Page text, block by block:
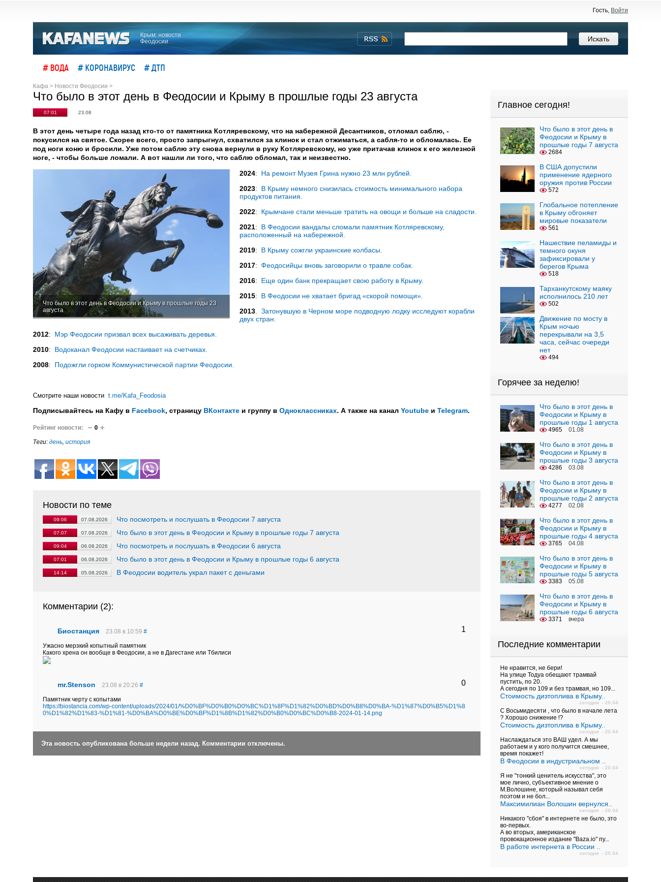
Гость, Войти
Крым: новости
Феодосии
# ВОДА # КОРОНАВИРУС # ДТП
Кафа > Новости Феодосии >
Что было в этот день в Феодосии и Крыму в прошлые годы 23 августа
07:01 23.08
В этот день четыре года назад кто-то от памятника Котляревскому, что на набережной Десантников, отломал саблю, -
покусился на святое. Скорее всего, просто запрыгнул, схватился за клинок и стал отжиматься, а сабля-то и обломалась. Ее
под ноги коню и бросили. Уже потом саблю эту снова вернули в руку Котляревскому, но уже притачав клинок к его железной
ноге, - чтобы больше ломали. А вот нашли ли того, что саблю обломал, так и неизвестно.
Что было в этот день в Феодосии и Крыму в прошлые годы 23
августа
2024: На ремонт Музея Грина нужно 23 млн рублей.
2023: В Крыму немного снизилась стоимость минимального набора
продуктов питания.
2022: Крымчане стали меньше тратить на овощи и больше на сладости.
2021: В Феодосии вандалы сломали памятник Котляревскому,
расположенный на набережной.
2019: В Крыму сожгли украинские колбасы.
2017: Феодосийцы вновь заговорили о травле собак.
2016: Еще один банк прекращает свою работу в Крыму.
2015: В Феодосии не хватает бригад «скорой помощи».
2013
Затонувшую в Черном море подводную лодку исследуют корабли
двух стран.
2012: Мэр Феодосии призвал всех высаживать деревья.
2010: Водоканал Феодосии настаивает на счетчиках.
2008: Подожгли горком Коммунистической партии Феодосии.
Смотрите наши новости t.me/Kafa_Feodosia
Подписывайтесь на Кафу в Facebook, страницу ВКонтакте и группу в Одноклассниках. А также на канал Youtube и Telegram.
Рейтинг новости: 0
Теги: день, история
Новости по теме
09:06 07.08.2026 Что посмотреть и послушать в Феодосии 7 августа
07:07 07.08.2026 Что было в этот день в Феодосии и Крыму в прошлые годы 7 августа
09:04 06.08.2026 Что посмотреть и послушать в Феодосии 6 августа
07:01 06.08.2026 Что было в этот день в Феодосии и Крыму в прошлые годы 6 августа
14:14 05.08.2026 В Феодосии водитель украл пакет с деньгами
Комментарии (2):
Биостанция 23.08 в 10:59 # 1
Ужасно мерзкий копытный памятник
Какого хрена он вообще в Феодосии, а не в Дагестане или Тбилиси
mr.Stenson 23.08 в 20:26 # 0
Памятник черту с копытами
https://biostancia.com/wp-content/uploads/2024/01/%D0%BF%D0%B0%D0%BC%D1%8F%D1%82%D0%BD%D0%B8%D0%BA-%D1%87%D0%B5%D1%8
0%D1%82%D1%83-%D1%81-%D0%BA%D0%BE%D0%BF%D1%8B%D1%82%D0%B0%D0%BC%D0%B8-2024-01-14.png
Эта новость опубликована больше недели назад. Комментарии отключены.
Главное сегодня!
Что было в этот день в
Феодосии и Крыму в
прошлые годы 7 августа
2684
В США допустили
применение ядерного
оружия против России
572
Глобальное потепление
в Крыму обгоняет
мировые показатели
561
Нашествие пеламиды и
темного окуня
зафиксировали у
берегов Крыма
518
Тарханкутскому маяку
исполнилось 210 лет
502
Движение по мосту в
Крым ночью
перекрывали на 3,5
часа, сейчас очереди
нет
494
Горячее за неделю!
Что было в этот день в
Феодосии и Крыму в
прошлые годы 1 августа
4965 01.08
Что было в этот день в
Феодосии и Крыму в
прошлые годы 3 августа
4286 03.08
Что было в этот день в
Феодосии и Крыму в
прошлые годы 2 августа
4277 02.08
Что было в этот день в
Феодосии и Крыму в
прошлые годы 4 августа
3765 04.08
Что было в этот день в
Феодосии и Крыму в
прошлые годы 5 августа
3383 05.08
Что было в этот день в
Феодосии и Крыму в
прошлые годы 6 августа
3371 вчера
Последние комментарии
Не нравится, не бери!
На улице Тодуа обещают трамвай
пустить, по 20.
А сегодня по 109 и без трамвая, но 109...
Стоимость дизтоплива в Крыму..
сегодня - 20.04
С Восьмидесяти , что было в начале лета
? Хорошо снижение !?
Стоимость дизтоплива в Крыму..
сегодня - 20.04
Наслаждаться это ВАШ удел. А мы
работаем и у кого получится смешнее,
время покажет!
В Феодосии в индустриальном ..
сегодня - 20.04
Я не "тонкий ценитель искусства", это
мое лично, субъективное мнение о
М.Волошине, который называл себя
поэтом и не бол...
Максимилиан Волошин вернулся..
сегодня - 20.04
Никакого "сбоя" в интернете не было, это
во-первых.
А во вторых, американское
провокационное издание "Baza.io" пу...
В работе интернета в России ..
сегодня - 20.04